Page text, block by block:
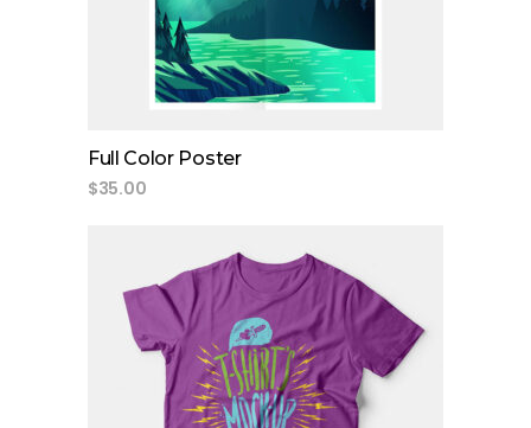
Full Color Poster
$35.00
add to cart